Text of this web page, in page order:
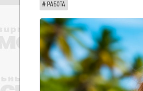
РАБОТА